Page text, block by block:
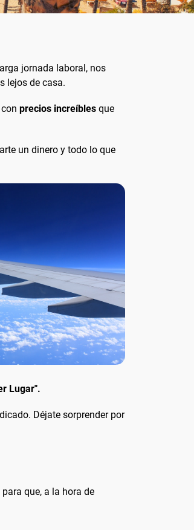
jornada laboral, nos
lejos de casa.
precios increíbles que
un dinero y todo lo que
Lugar".
Déjate sorprender por
que, a la hora de